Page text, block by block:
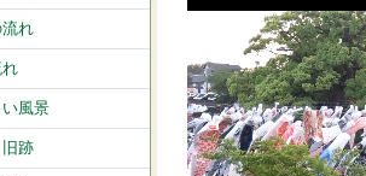
れ
風景
跡